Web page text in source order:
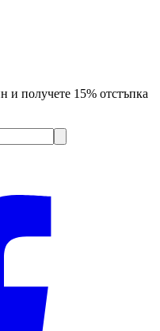
и получете 15% отстъпка